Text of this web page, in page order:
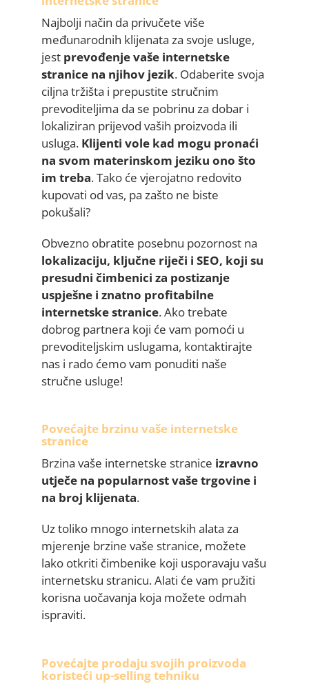
Najbolji način da privučete više
međunarodnih klijenata za svoje usluge,
jest prevođenje vaše internetske
stranice na njihov jezik. Odaberite svoja
ciljna tržišta i prepustite stručnim
prevoditeljima da se pobrinu za dobar i
lokaliziran prijevod vaših proizvoda ili
usluga. Klijenti vole kad mogu pronaći
na svom materinskom jeziku ono što
im treba. Tako će vjerojatno redovito
kupovati od vas, pa zašto ne biste
pokušali?
Obvezno obratite posebnu pozornost na
lokalizaciju, ključne riječi i SEO, koji su
presudni čimbenici za postizanje
uspješne i znatno profitabilne
internetske stranice. Ako trebate
dobrog partnera koji će vam pomoći u
prevoditeljskim uslugama, kontaktirajte
nas i rado ćemo vam ponuditi naše
stručne usluge!
Povećajte brzinu vaše internetske
stranice
Brzina vaše internetske stranice izravno
utječe na popularnost vaše trgovine i
na broj klijenata.
Uz toliko mnogo internetskih alata za
mjerenje brzine vaše stranice, možete
lako otkriti čimbenike koji usporavaju vašu
internetsku stranicu. Alati će vam pružiti
korisna uočavanja koja možete odmah
ispraviti.
Povećajte prodaju svojih proizvoda
koristeći up-selling tehniku